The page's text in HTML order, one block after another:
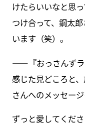
けたらいいなと思
つけ合って、鋼太
います（笑）。
――『おっさんずラ
感じた見どころと
さんへのメッセージ
ずっと愛してくだ